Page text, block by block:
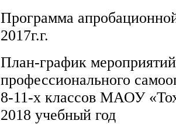
Программа
2017г.г.
План-график
профессионального
8-11-х классов МАОУ
2018 учебный год